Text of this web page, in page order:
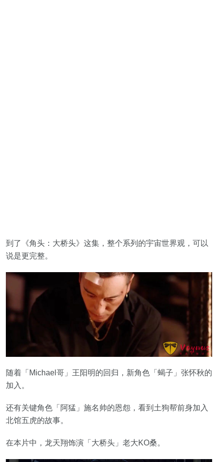
到了《角头：大桥头》这集，整个系列的宇宙世界观，可以
说是更完整。
随着「Michael哥」王阳明的回归，新角色「蝎子」张怀秋的
加入。
还有关键角色「阿猛」施名帅的恩怨，看到土狗帮前身加入
北馆五虎的故事。
在本片中，龙天翔饰演「大桥头」老大KO桑。